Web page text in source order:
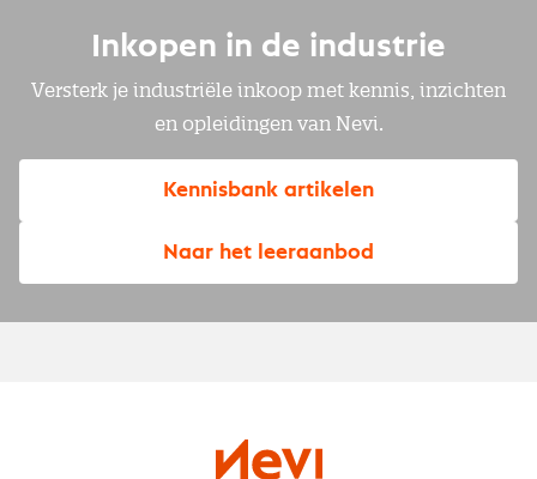
Inkopen in de industrie
Versterk je industriële inkoop met kennis, inzichten
en opleidingen van Nevi.
Kennisbank artikelen
Naar het leeraanbod